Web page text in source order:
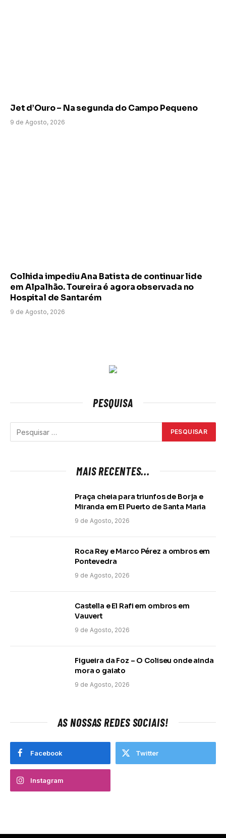
Jet d’Ouro – Na segunda do Campo Pequeno
9 de Agosto, 2026
Colhida impediu Ana Batista de continuar lide
em Alpalhão. Toureira é agora observada no
Hospital de Santarém
9 de Agosto, 2026
PESQUISA
MAIS RECENTES...
Praça cheia para triunfos de Borja e
Miranda em El Puerto de Santa Maria
9 de Agosto, 2026
Roca Rey e Marco Pérez a ombros em
Pontevedra
9 de Agosto, 2026
Castella e El Rafi em ombros em
Vauvert
9 de Agosto, 2026
Figueira da Foz – O Coliseu onde ainda
mora o gaiato
9 de Agosto, 2026
AS NOSSAS REDES SOCIAIS!
Facebook Twitter
Instagram